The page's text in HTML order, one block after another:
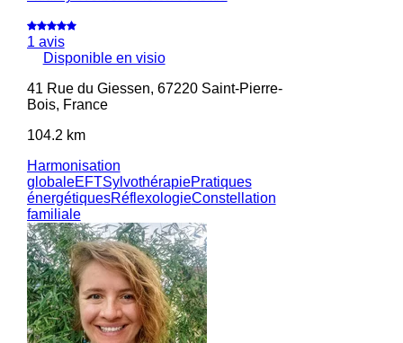
1 avis
Disponible en visio
41 Rue du Giessen, 67220 Saint-Pierre-
Bois, France
104.2 km
Harmonisation
globaleEFTSylvothérapiePratiques
énergétiquesRéflexologieConstellation
familiale